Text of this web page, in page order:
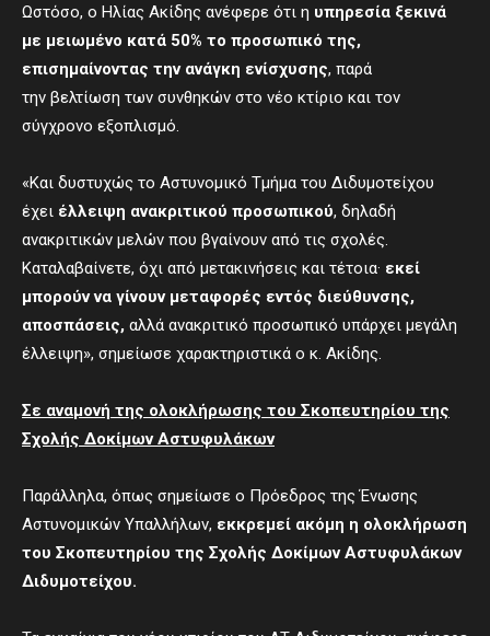
Ωστόσο, ο Ηλίας Ακίδης ανέφερε ότι η υπηρεσία ξεκινά
με μειωμένο κατά 50% το προσωπικό της,
επισημαίνοντας την ανάγκη ενίσχυσης, παρά
την βελτίωση των συνθηκών στο νέο κτίριο και τον
σύγχρονο εξοπλισμό.
«Και δυστυχώς το Αστυνομικό Τμήμα του Διδυμοτείχου
έχει έλλειψη ανακριτικού προσωπικού, δηλαδή
ανακριτικών μελών που βγαίνουν από τις σχολές.
Καταλαβαίνετε, όχι από μετακινήσεις και τέτοια· εκεί
μπορούν να γίνουν μεταφορές εντός διεύθυνσης,
αποσπάσεις, αλλά ανακριτικό προσωπικό υπάρχει μεγάλη
έλλειψη», σημείωσε χαρακτηριστικά ο κ. Ακίδης.
Σε αναμονή της ολοκλήρωσης του Σκοπευτηρίου της
Σχολής Δοκίμων Αστυφυλάκων
Παράλληλα, όπως σημείωσε ο Πρόεδρος της Ένωσης
Αστυνομικών Υπαλλήλων, εκκρεμεί ακόμη η ολοκλήρωση
του Σκοπευτηρίου της Σχολής Δοκίμων Αστυφυλάκων
Διδυμοτείχου.